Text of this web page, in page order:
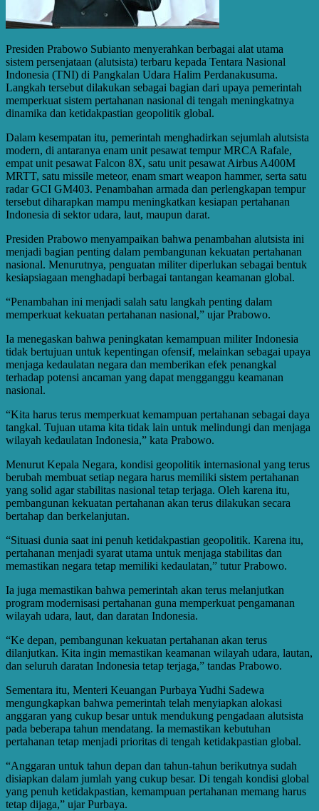
Presiden Prabowo Subianto menyerahkan berbagai alat utama
sistem persenjataan (alutsista) terbaru kepada Tentara Nasional
Indonesia (TNI) di Pangkalan Udara Halim Perdanakusuma.
Langkah tersebut dilakukan sebagai bagian dari upaya pemerintah
memperkuat sistem pertahanan nasional di tengah meningkatnya
dinamika dan ketidakpastian geopolitik global.
Dalam kesempatan itu, pemerintah menghadirkan sejumlah alutsista
modern, di antaranya enam unit pesawat tempur MRCA Rafale,
empat unit pesawat Falcon 8X, satu unit pesawat Airbus A400M
MRTT, satu missile meteor, enam smart weapon hammer, serta satu
radar GCI GM403. Penambahan armada dan perlengkapan tempur
tersebut diharapkan mampu meningkatkan kesiapan pertahanan
Indonesia di sektor udara, laut, maupun darat.
Presiden Prabowo menyampaikan bahwa penambahan alutsista ini
menjadi bagian penting dalam pembangunan kekuatan pertahanan
nasional. Menurutnya, penguatan militer diperlukan sebagai bentuk
kesiapsiagaan menghadapi berbagai tantangan keamanan global.
“Penambahan ini menjadi salah satu langkah penting dalam
memperkuat kekuatan pertahanan nasional,” ujar Prabowo.
Ia menegaskan bahwa peningkatan kemampuan militer Indonesia
tidak bertujuan untuk kepentingan ofensif, melainkan sebagai upaya
menjaga kedaulatan negara dan memberikan efek penangkal
terhadap potensi ancaman yang dapat mengganggu keamanan
nasional.
“Kita harus terus memperkuat kemampuan pertahanan sebagai daya
tangkal. Tujuan utama kita tidak lain untuk melindungi dan menjaga
wilayah kedaulatan Indonesia,” kata Prabowo.
Menurut Kepala Negara, kondisi geopolitik internasional yang terus
berubah membuat setiap negara harus memiliki sistem pertahanan
yang solid agar stabilitas nasional tetap terjaga. Oleh karena itu,
pembangunan kekuatan pertahanan akan terus dilakukan secara
bertahap dan berkelanjutan.
“Situasi dunia saat ini penuh ketidakpastian geopolitik. Karena itu,
pertahanan menjadi syarat utama untuk menjaga stabilitas dan
memastikan negara tetap memiliki kedaulatan,” tutur Prabowo.
Ia juga memastikan bahwa pemerintah akan terus melanjutkan
program modernisasi pertahanan guna memperkuat pengamanan
wilayah udara, laut, dan daratan Indonesia.
“Ke depan, pembangunan kekuatan pertahanan akan terus
dilanjutkan. Kita ingin memastikan keamanan wilayah udara, lautan,
dan seluruh daratan Indonesia tetap terjaga,” tandas Prabowo.
Sementara itu, Menteri Keuangan Purbaya Yudhi Sadewa
mengungkapkan bahwa pemerintah telah menyiapkan alokasi
anggaran yang cukup besar untuk mendukung pengadaan alutsista
pada beberapa tahun mendatang. Ia memastikan kebutuhan
pertahanan tetap menjadi prioritas di tengah ketidakpastian global.
“Anggaran untuk tahun depan dan tahun-tahun berikutnya sudah
disiapkan dalam jumlah yang cukup besar. Di tengah kondisi global
yang penuh ketidakpastian, kemampuan pertahanan memang harus
tetap dijaga,” ujar Purbaya.